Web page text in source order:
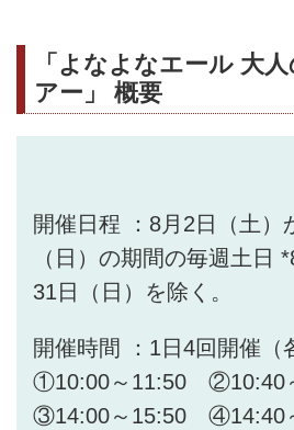
「よなよなエール 大
アー」 概要
開催日程 ：8月2日（土）
（日）の期間の毎週土日
31日（日）を除く。
開催時間 ：1日4回開催（
①10:00～11:50 ②10:40
③14:00～15:50 ④14:40